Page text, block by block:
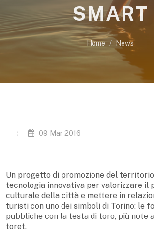
SMART
Home News
09 Mar 2016
Un progetto di promozione del
tecnologia innovativa per valorizzare il
culturale della città e mettere in
turisti con uno dei simboli di Torino: le
pubbliche con la testa di toro, più note
toret.